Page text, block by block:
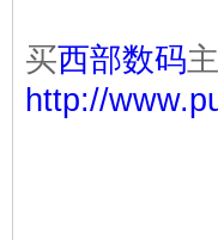
买西部数码
http://